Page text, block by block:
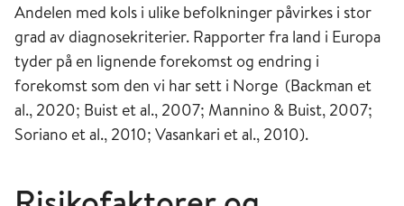
Andelen med kols i ulike befolkninger påvirkes i stor
grad av diagnosekriterier. Rapporter fra land i Europa
tyder på en lignende forekomst og endring i
forekomst som den vi har sett i Norge (Backman et
al., 2020; Buist et al., 2007; Mannino & Buist, 2007;
Soriano et al., 2010; Vasankari et al., 2010).